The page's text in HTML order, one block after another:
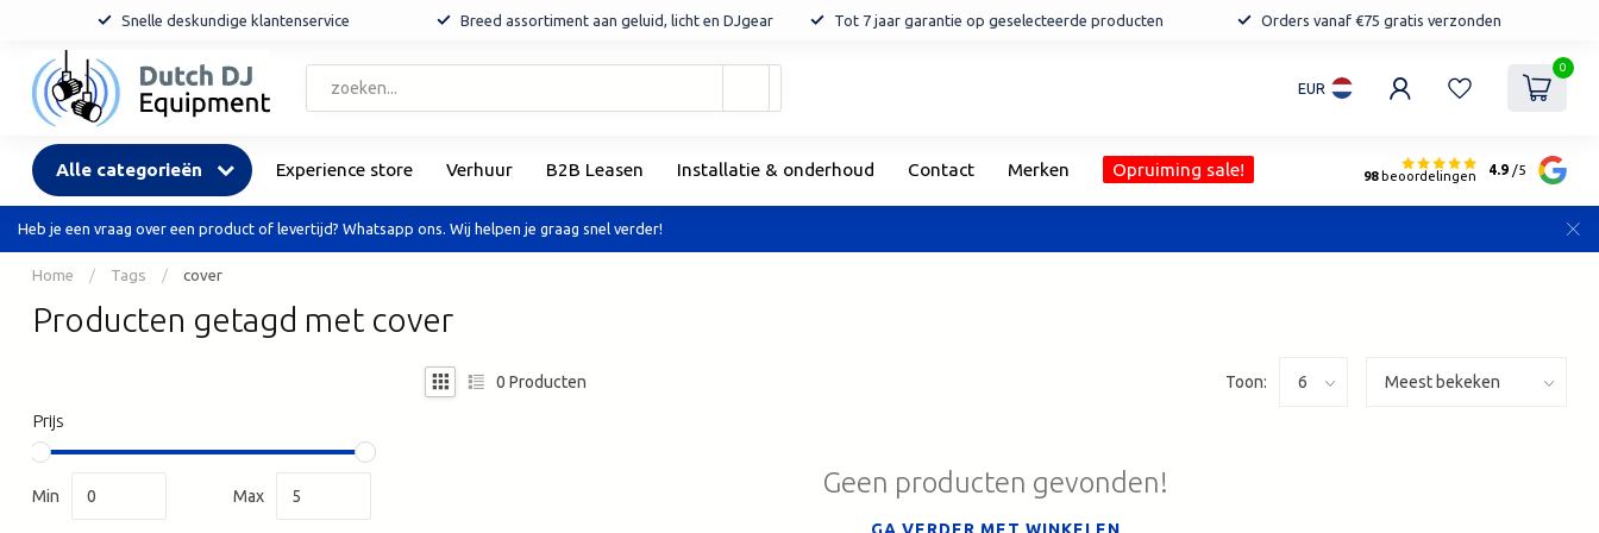
Snelle deskundige klantenservice Breed assortiment aan geluid, licht en DJgear Tot 7 jaar garantie op geselecteerde producten Orders vanaf €75 gratis verzonden
en
een
geselecteerde
EUR
0
Alle categorieën Experience store Verhuur B2B Leasen Installatie & onderhoud Contact Merken Opruiming sale! 98beoordelingen 4.9 /5
Heb je een vraag over een product of levertijd? Whatsapp ons. Wij helpen je graag snel verder!
Home / Tags / cover
Producten getagd met cover
Prijs
Min Max
0 Producten Toon:
Geen producten gevonden!